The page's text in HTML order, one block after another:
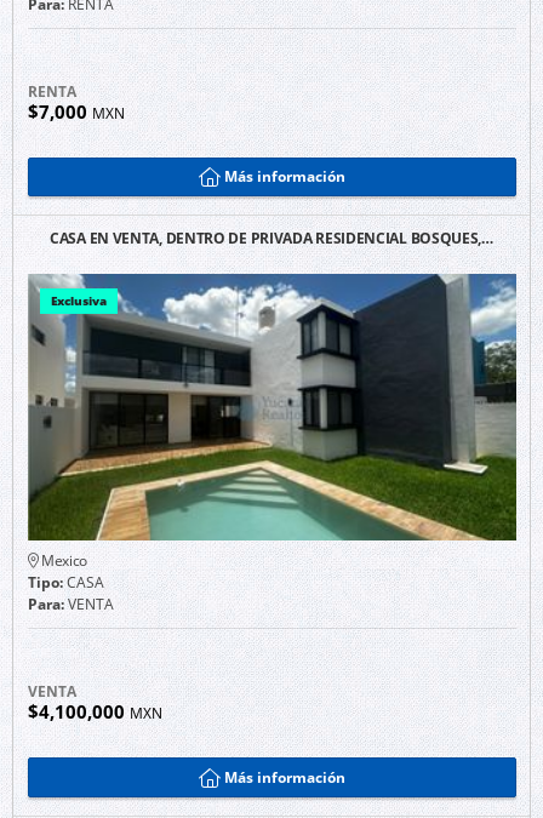
RENTA
$7,000MXN
Más información
CASA EN VENTA, DENTRO DE PRIVADA RESIDENCIAL BOSQUES,…
Exclusiva
Mexico
Tipo:CASA
Para:VENTA
VENTA
$4,100,000 MXN
Más información